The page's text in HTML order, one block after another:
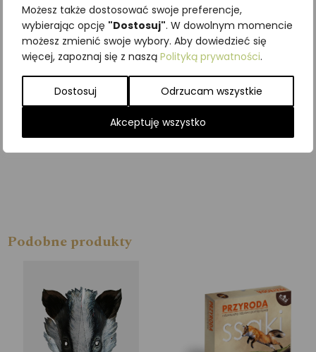
Możesz także dostosować swoje preferencje,
wybierając opcję "Dostosuj". W dowolnym momencie
możesz zmienić swoje wybory. Aby dowiedzieć się
więcej, zapoznaj się z naszą Polityką prywatności.
Dostosuj Odrzucam wszystkie
Akceptuję wszystko
razem z nami piękno przyrody
już dziś!
Wymiary skrzynki: 30cm x
24,5cm
Wysokość makiet: 3-17cm
Podobne produkty